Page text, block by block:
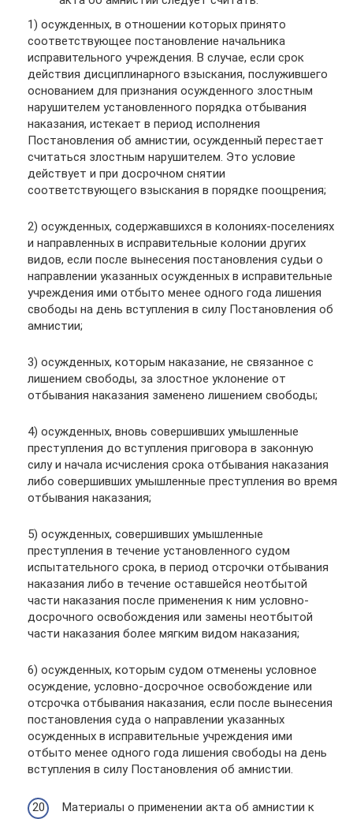
1) осужденных, в отношении которых принято
соответствующее постановление начальника
исправительного учреждения. В случае, если срок
действия дисциплинарного взыскания, послужившего
основанием для признания осужденного злостным
нарушителем установленного порядка отбывания
наказания, истекает в период исполнения
Постановления об амнистии, осужденный перестает
считаться злостным нарушителем. Это условие
действует и при досрочном снятии
соответствующего взыскания в порядке поощрения;
2) осужденных, содержавшихся в колониях-поселениях
и направленных в исправительные колонии других
видов, если после вынесения постановления судьи о
направлении указанных осужденных в исправительные
учреждения ими отбыто менее одного года лишения
свободы на день вступления в силу Постановления об
амнистии;
3) осужденных, которым наказание, не связанное с
лишением свободы, за злостное уклонение от
отбывания наказания заменено лишением свободы;
4) осужденных, вновь совершивших умышленные
преступления до вступления приговора в законную
силу и начала исчисления срока отбывания наказания
либо совершивших умышленные преступления во время
отбывания наказания;
5) осужденных, совершивших умышленные
преступления в течение установленного судом
испытательного срока, в период отсрочки отбывания
наказания либо в течение оставшейся неотбытой
части наказания после применения к ним условно-
досрочного освобождения или замены неотбытой
части наказания более мягким видом наказания;
6) осужденных, которым судом отменены условное
осуждение, условно-досрочное освобождение или
отсрочка отбывания наказания, если после вынесения
постановления суда о направлении указанных
осужденных в исправительные учреждения ими
отбыто менее одного года лишения свободы на день
вступления в силу Постановления об амнистии.
Материалы о применении акта об амнистии к